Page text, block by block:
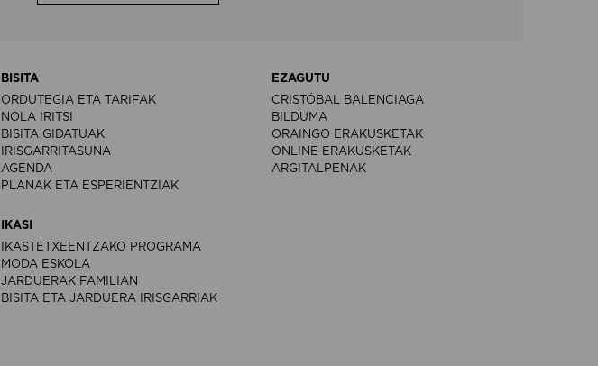
BISITA
ORDUTEGIA ETA TARIFAK
NOLA IRITSI
BISITA GIDATUAK
IRISGARRITASUNA
AGENDA
PLANAK ETA ESPERIENTZIAK
EZAGUTU
CRISTÓBAL BALENCIAGA
BILDUMA
ORAINGO ERAKUSKETAK
ONLINE ERAKUSKETAK
ARGITALPENAK
IKASI
IKASTETXEENTZAKO PROGRAMA
MODA ESKOLA
JARDUERAK FAMILIAN
BISITA ETA JARDUERA IRISGARRIAK